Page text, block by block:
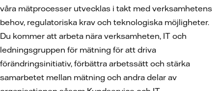
våra mätprocesser utvecklas i takt med verksamhetens
behov, regulatoriska krav och teknologiska möjligheter.
Du kommer att arbeta nära verksamheten, IT och
ledningsgruppen för mätning för att driva
förändringsinitiativ, förbättra arbetssätt och stärka
samarbetet mellan mätning och andra delar av